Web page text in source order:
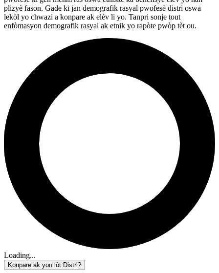
plizyè fason. Gade ki jan demografik rasyal pwofesè distri oswa
lekòl yo chwazi a konpare ak elèv li yo. Tanpri sonje tout
enfòmasyon demografik rasyal ak etnik yo rapòte pwòp tèt ou.
Loading...
Konpare ak yon lòt Distri?